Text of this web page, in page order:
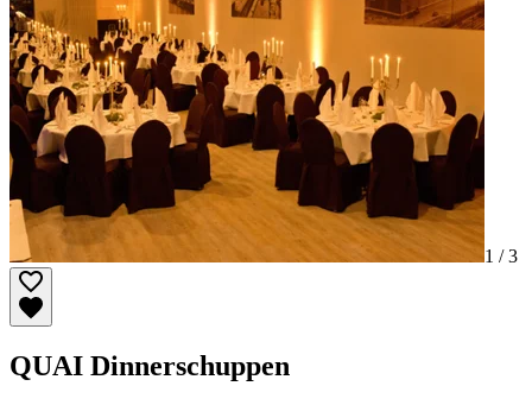
1 /3
QUAI Dinnerschuppen